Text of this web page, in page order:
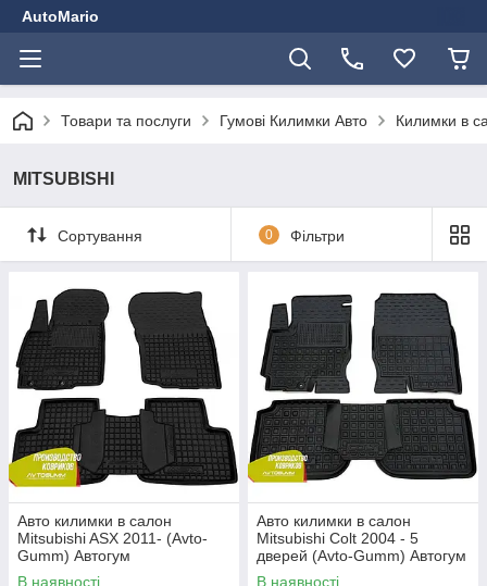
AutoMario
Товари та послуги Гумові Килимки Авто Килимки в
MITSUBISHI
Сортування 0 Фільтри
Авто килимки в салон
Mitsubishi ASX 2011- (Avto-
Gumm) Автогум
В наявності
Авто килимки в салон
Mitsubishi Colt 2004 - 5
дверей (Avto-Gumm) Автогум
В наявності